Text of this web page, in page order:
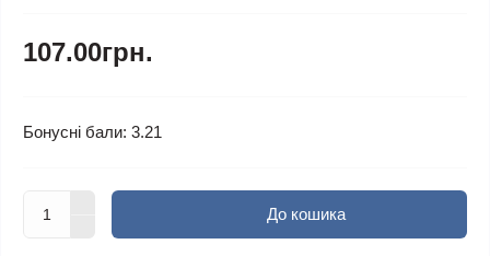
107.00грн.
Бонусні бали: 3.21
До кошика